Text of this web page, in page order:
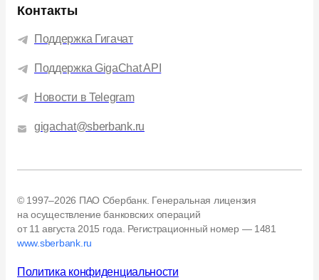
Контакты
Поддержка Гигачат
Поддержка GigaChat API
Новости в Telegram
gigachat@sberbank.ru
© 1997–2026 ПАО Сбербанк. Генеральная лицензия
на осуществление банковских операций
от 11 августа 2015 года. Регистрационный номер — 1481
www.sberbank.ru
Политика конфиденциальности